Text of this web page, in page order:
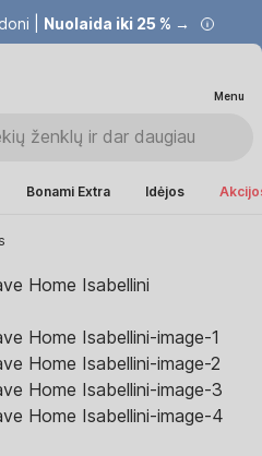
| Nuolaida iki 25 % →
Menu
Bonami Extra Idėjos